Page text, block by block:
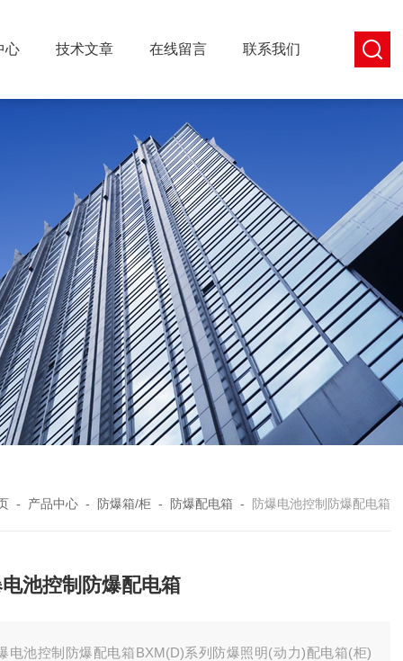
心 技术文章 在线留言 联系我们
- 产品中心 - 防爆箱/柜 - 防爆配电箱 - 防爆电池控制防爆配电箱
电池控制防爆配电箱
电池控制防爆配电箱BXM(D)系列防爆照明(动力)配电箱(柜)